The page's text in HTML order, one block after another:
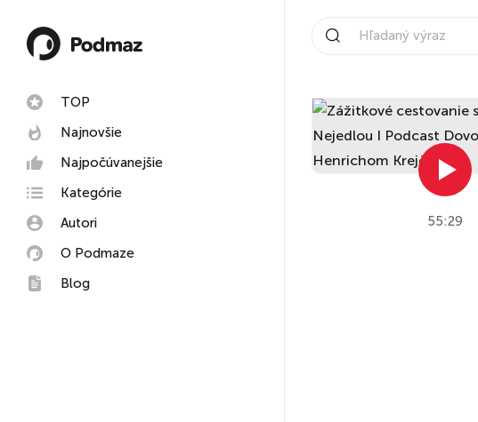
TOP
Najnovšie
Najpočúvanejšie
Kategórie
Autori
O Podmaze
Blog
55:29